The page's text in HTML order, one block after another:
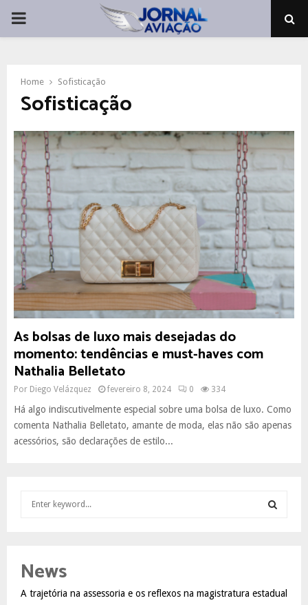
PRIMARY
Home Sofisticação
Sofisticação
As bolsas de luxo mais desejadas do
momento: tendências e must-haves com
Nathalia Belletato
Por Diego Velázquez fevereiro 8, 2024 0 334
Há algo indiscutivelmente especial sobre uma bolsa de luxo. Como
comenta Nathalia Belletato, amante de moda, elas não são apenas
acessórios, são declarações de estilo...
h
o
A
News
A trajetória na assessoria e os reflexos na magistratura estadual